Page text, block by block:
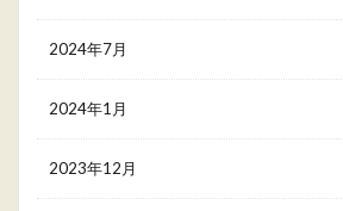
2024年7月
2024年1月
2023年12月